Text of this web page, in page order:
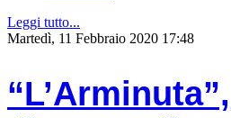
Leggi tutto...
Martedì, 11 Febbraio 2020 17:48